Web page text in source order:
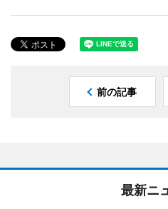
前の記事
最新ニ